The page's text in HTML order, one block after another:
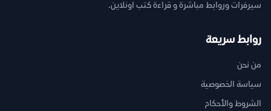
سيرفرات وروابط مباشرة و قراءة كتب اونلاين.
روابط سريعة
من نحن
سياسة الخصوصية
الشروط والأحكام